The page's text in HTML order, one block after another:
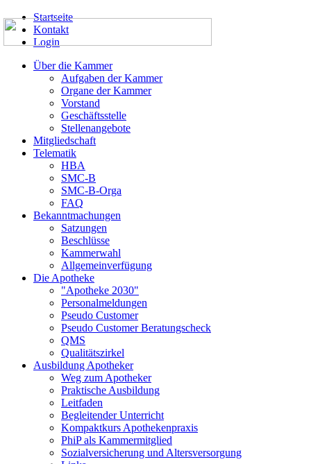
Startseite
Kontakt
Login
Über die Kammer
Aufgaben der Kammer
Organe der Kammer
Vorstand
Geschäftsstelle
Stellenangebote
Mitgliedschaft
Telematik
HBA
SMC-B
SMC-B-Orga
FAQ
Bekanntmachungen
Satzungen
Beschlüsse
Kammerwahl
Allgemeinverfügung
Die Apotheke
"Apotheke 2030"
Personalmeldungen
Pseudo Customer
Pseudo Customer Beratungscheck
QMS
Qualitätszirkel
Ausbildung Apotheker
Weg zum Apotheker
Praktische Ausbildung
Leitfaden
Begleitender Unterricht
Kompaktkurs Apothekenpraxis
PhiP als Kammermitglied
Sozialversicherung und Altersversorgung